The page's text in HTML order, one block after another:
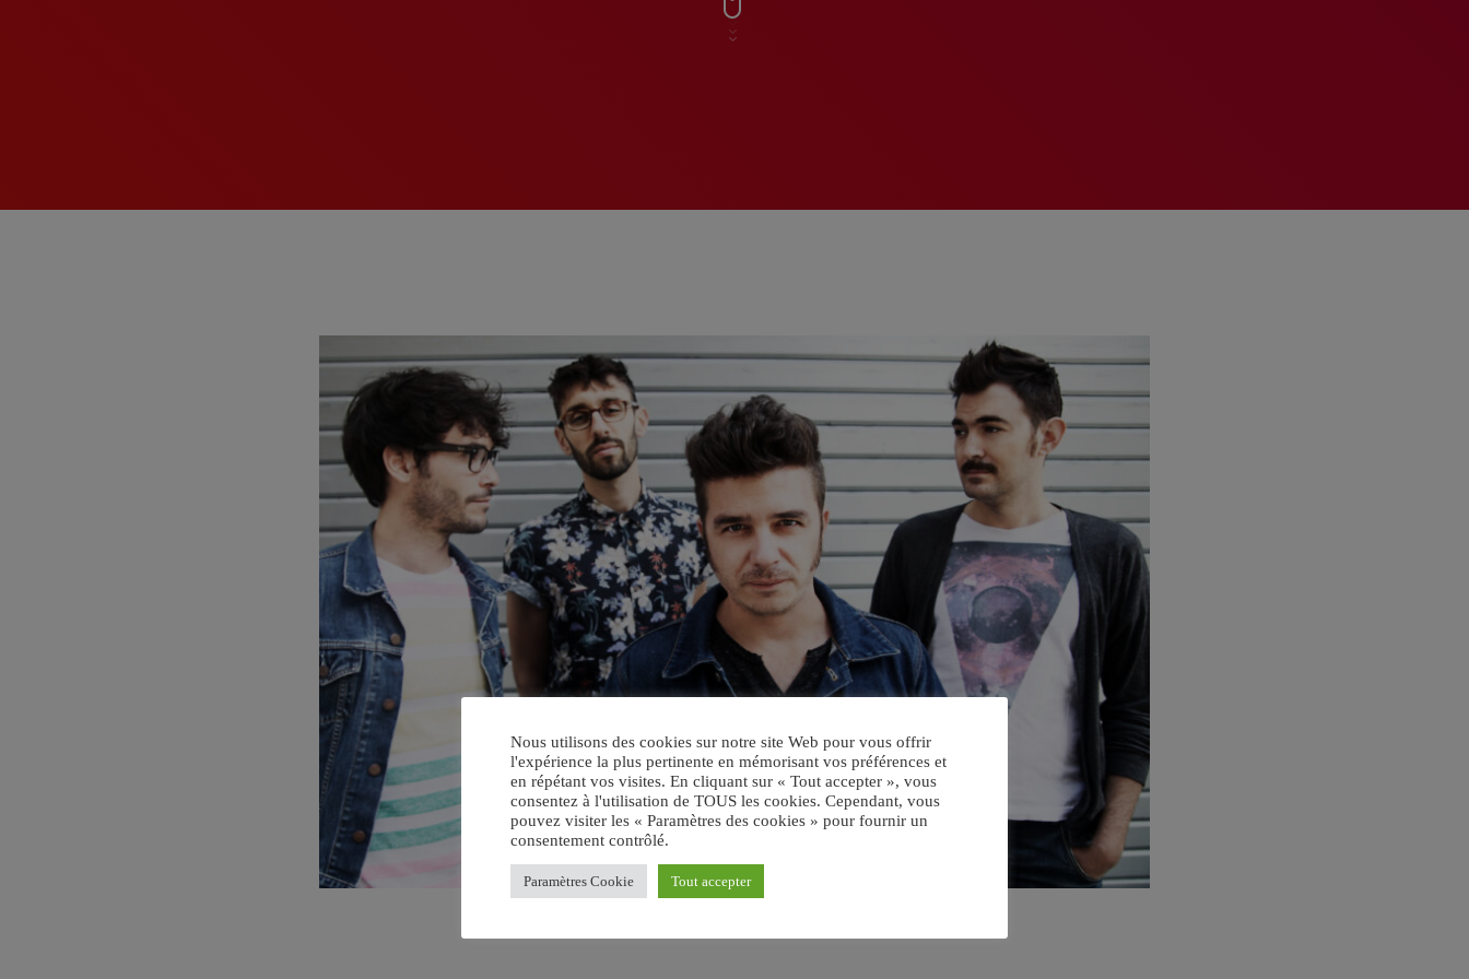
Nous utilisons des cookies sur notre site Web pour vous offrir
l'expérience la plus pertinente en mémorisant vos préférences et
en répétant vos visites. En cliquant sur « Tout accepter », vous
consentez à l'utilisation de TOUS les cookies. Cependant, vous
pouvez visiter les « Paramètres des cookies » pour fournir un
consentement contrôlé.
Paramètres Cookie Tout accepter